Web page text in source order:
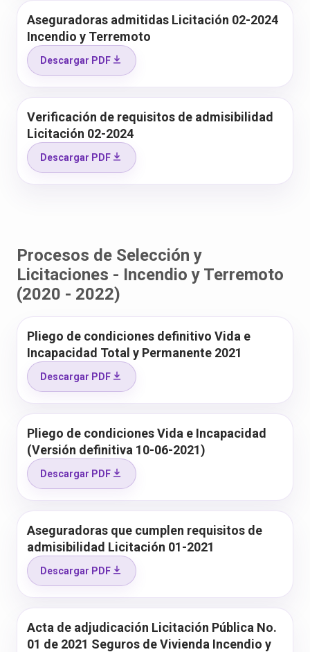
Aseguradoras admitidas Licitación 02-2024
Incendio y Terremoto
Descargar PDF
Verificación de requisitos de admisibilidad
Licitación 02-2024
Descargar PDF
Procesos de Selección y
Licitaciones - Incendio y Terremoto
(2020 - 2022)
Pliego de condiciones definitivo Vida e
Incapacidad Total y Permanente 2021
Descargar PDF
Pliego de condiciones Vida e Incapacidad
(Versión definitiva 10-06-2021)
Descargar PDF
Aseguradoras que cumplen requisitos de
admisibilidad Licitación 01-2021
Descargar PDF
Acta de adjudicación Licitación Pública No.
01 de 2021 Seguros de Vivienda Incendio y